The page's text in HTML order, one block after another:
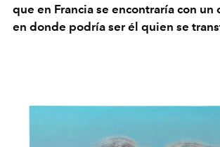
que en Francia se encontraría con
en donde podría ser él quien se